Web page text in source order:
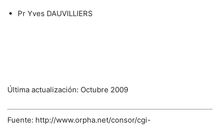
Pr Yves DAUVILLIERS
Última actualización: Octubre 2009
Fuente: http://www.orpha.net/consor/cgi-